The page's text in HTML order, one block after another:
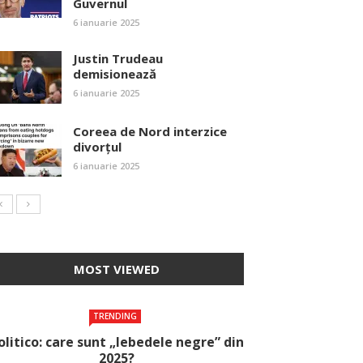
Guvernul
6 ianuarie 2025
Justin Trudeau
demisionează
6 ianuarie 2025
Coreea de Nord interzice
divorțul
6 ianuarie 2025
MOST VIEWED
TRENDING
care sunt „lebedele negre” din
2025?